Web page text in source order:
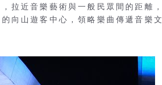
拉近音樂藝術與一般民眾間的距離，
向山遊客中心，領略樂曲傳遞音樂文